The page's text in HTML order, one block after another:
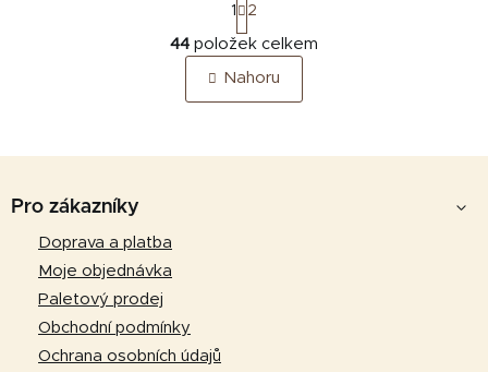
O
v
l
á
a
t
r
á
n
k
1 2
44 položek celkem
Nahoru
Pro zákazníky
Doprava a platba
Moje objednávka
Paletový prodej
Obchodní podmínky
Ochrana osobních údajů